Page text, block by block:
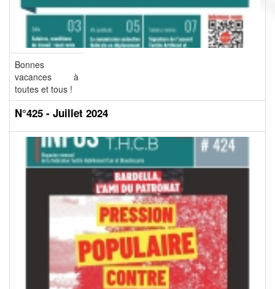
Bonnes
vacances à
toutes et tous !
N°425 - Juillet 2024